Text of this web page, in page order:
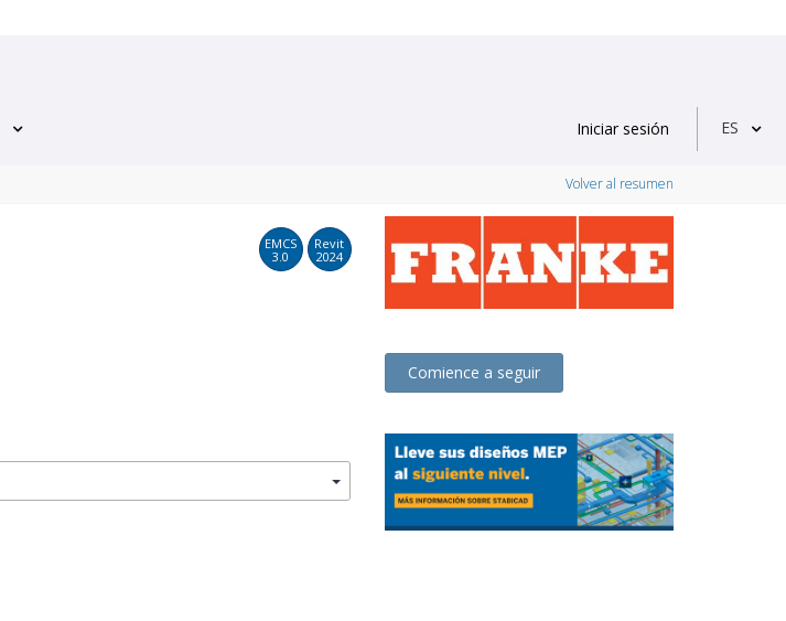
Iniciar sesión ES
Volver al resumen
EMCS
3.0
Revit
2024
Comience a seguir